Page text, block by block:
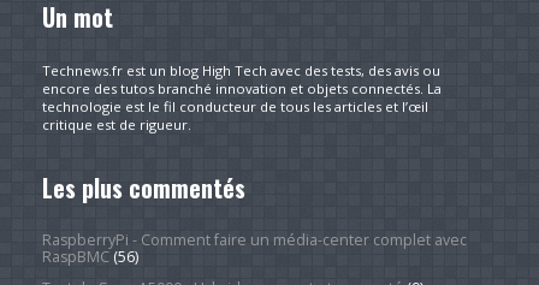
Un mot
Technews.fr est un blog High Tech avec des tests, des avis ou
encore des tutos branché innovation et objets connectés. La
technologie est le fil conducteur de tous les articles et l’œil
critique est de rigueur.
Les plus commentés
RaspberryPi - Comment faire un média-center complet avec
RaspBMC(56)